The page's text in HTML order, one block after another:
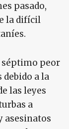
pasado,
la difícil
séptimo peor
a la
las leyes
a
asesinatos